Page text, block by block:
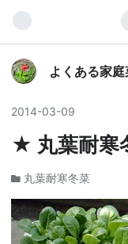
よくある家
2014-03-09
★ 丸葉耐寒
丸葉耐寒冬菜